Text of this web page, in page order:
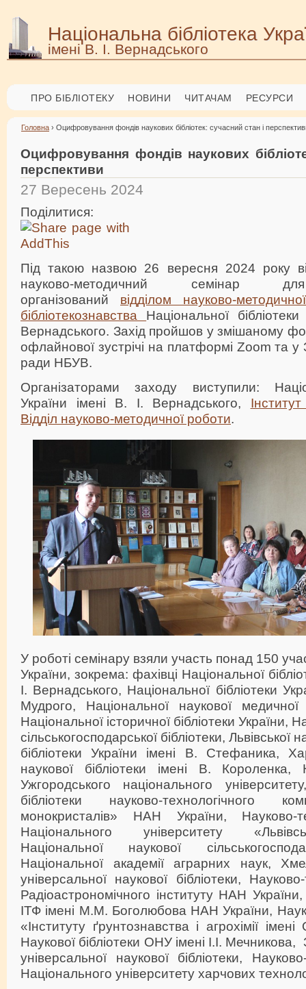
Національна бібліотека
імені В. І. Вернадського
ПРО БІБЛІОТЕКУ НОВИНИ ЧИТАЧАМ РЕСУРСИ
Головна › Оцифровування фондів наукових бібліотек: сучасний стан і
Оцифровування фондів наукових
перспективи
27 Вересень 2024
Поділитися:
Під такою назвою 26 вересня 2024 року
науково-методичний семінар для
організований відділом науково-
бібліотекознавства Національної
Вернадського. Захід пройшов у змішаному
офлайнової зустрічі на платформі Zoom та у
ради НБУВ.
Організаторами заходу виступили:
України імені В. І. Вернадського,
Відділ науково-методичної роботи.
У роботі семінару взяли участь понад 150
України, зокрема: фахівці Національної
І. Вернадського, Національної бібліотеки
Мудрого, Національної наукової медичної
Національної історичної бібліотеки України,
сільськогосподарської бібліотеки, Львівської
бібліотеки України імені В. Стефаника,
наукової бібліотеки імені В. Короленка,
Ужгородського національного
бібліотеки науково-технологічного
монокристалів» НАН України, Науково-
Національного університету
Національної наукової
Національної академії аграрних наук,
універсальної наукової бібліотеки, Науково-
Радіоастрономічного інституту НАН України,
ІТФ імені М.М. Боголюбова НАН України,
«Інституту ґрунтознавства і агрохімії
Наукової бібліотеки ОНУ імені І.І. Мечникова,
універсальної наукової бібліотеки,
Національного університету харчових